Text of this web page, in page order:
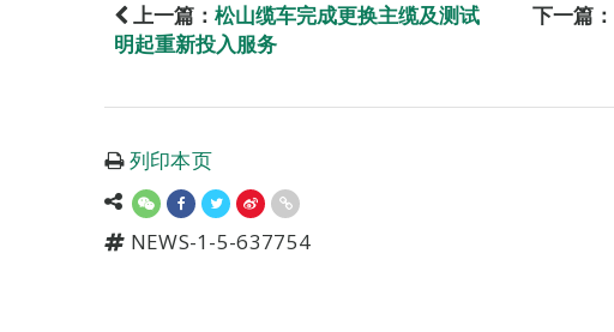
上一篇： 松山缆车完成更换主缆及测试
明起重新投入服务
下一篇：
列印本页
NEWS-1-5-637754